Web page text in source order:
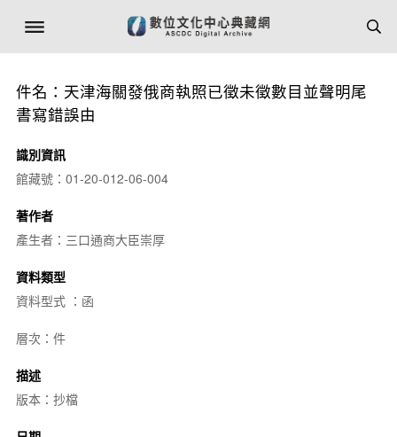
件名：天津海關發俄商執照已徵未徵數目並聲明尾
書寫錯誤由
識別資訊
館藏號：01-20-012-06-004
著作者
產生者：三口通商大臣崇厚
資料類型
資料型式 ：函
層次：件
描述
版本：抄檔